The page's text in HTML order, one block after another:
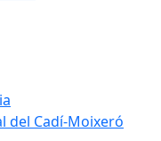
del Cadí-Moixeró